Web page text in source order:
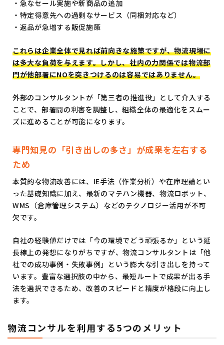
・急なセール実施や新商品の追加
・特定得意先への過剰なサービス（同梱対応など）
・返品が急増する販促施策
これらは企業全体で見れば前向きな施策ですが、物流現場に
は多大な負荷を与えます。しかし、社内の力関係では物流部
門が他部署にNOを突きつけるのは容易ではありません。
外部のコンサルタントが「第三者の推進役」として介入する
ことで、部署間の利害を調整し、組織全体の最適化をスムー
ズに進めることが可能になります。
専門知見の「引き出しの多さ」が成果を左右する
ため
本質的な物流改善には、IE手法（作業分析）や在庫理論とい
った基礎知識に加え、最新のマテハン機器、物流ロボット、
WMS（倉庫管理システム）などのテクノロジー活用が不可
欠です。
自社の経験値だけでは「今の環境でどう頑張るか」という延
長線上の発想になりがちですが、物流コンサルタントは「他
社での成功事例・失敗事例」という膨大な引き出しを持って
います。豊富な選択肢の中から、最短ルートで成果が出る手
法を選択できるため、改善のスピードと精度が格段に向上し
ます。
物流コンサルを利用する5つのメリット